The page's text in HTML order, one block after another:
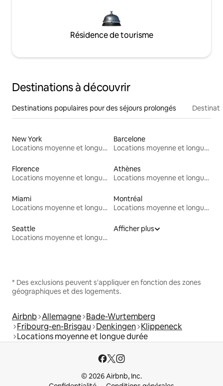
Résidence de tourisme
Destinations à découvrir
Destinations populaires pour des séjours prolongés
New York
Locations moyenne et longue durée
Barcelone
Locations moyenne et longue durée
Florence
Locations moyenne et longue durée
Athènes
Locations moyenne et longue durée
Miami
Locations moyenne et longue durée
Montréal
Locations moyenne et longue durée
Seattle
Locations moyenne et longue durée
Afficher plus
* Des exclusions peuvent s'appliquer en fonction des zones
géographiques et des logements.
Airbnb Allemagne Bade-Wurtemberg
Fribourg-en-Brisgau Denkingen Klippeneck
Locations moyenne et longue durée
© 2026 Airbnb, Inc.